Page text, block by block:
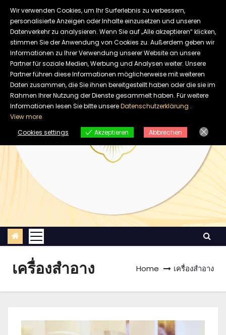
Skip
content
เครื่องสําอาง Home เครื่องสําอาง
Wir verwenden Cookies, um Ihr Surferlebnis zu verbessern,
personalisierte Anzeigen oder Inhalte einzusetzen und unseren
Datenverkehr zu analysieren. Wenn Sie auf „Alle akzeptieren“ klicken,
stimmen Sie der Anwendung von Cookies zu. Außerdem geben wir
Informationen zu Ihrer Verwendung unserer Website an unsere
Partner für soziale Medien, Werbung und Analysen weiter. Unsere
Partner führen diese Informationen möglicherweise mit weiteren
Daten zusammen, die Sie ihnen bereitgestellt haben oder die sie im
Rahmen Ihrer Nutzung der Dienste gesammelt haben. Für weitere
Informationen lesen Sie bitte unsereDatenschutzerklärung .
View more
Cookies settings
Akzeptieren Abbrechen